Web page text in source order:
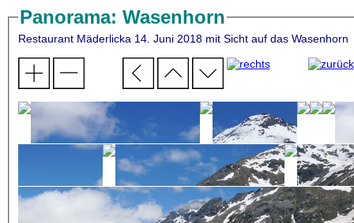
Panorama: Wasenhorn
Restaurant Mäderlicka 14. Juni 2018 mit Sicht auf das Wasenhorn